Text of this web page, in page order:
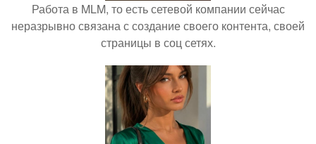
Работа в MLM, то есть сетевой компании сейчас
неразрывно связана с создание своего контента, своей
страницы в соц сетях.